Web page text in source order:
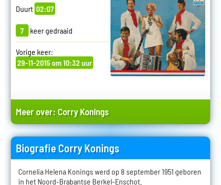
Duurt 02:07
7 keer gedraaid
Vorige keer:
29-11-2015 om 10:32 uur
Meer over: Corry Konings
Biografie Corry Konings
Cornelia Helena Konings werd op 8 september 1951 geboren
in het Noord-Brabantse Berkel-Enschot.